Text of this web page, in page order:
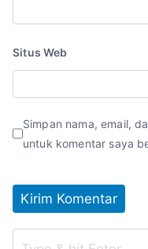
Situs Web
Simpan nama, email,
untuk komentar saya